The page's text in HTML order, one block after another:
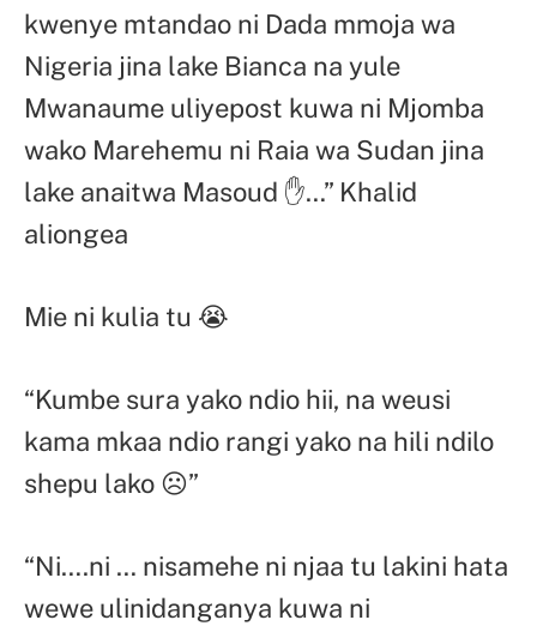
kwenye mtandao ni Dada mmoja wa
Nigeria jina lake Bianca na yule
Mwanaume uliyepost kuwa ni Mjomba
wako Marehemu ni Raia wa Sudan jina
lake anaitwa Masoud ✋…” Khalid
aliongea
Mie ni kulia tu 😭
“Kumbe sura yako ndio hii, na weusi
kama mkaa ndio rangi yako na hili ndilo
shepu lako ☹”
“Ni….ni … nisamehe ni njaa tu lakini hata
wewe ulinidanganya kuwa ni